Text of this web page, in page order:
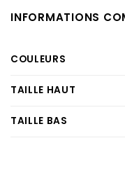
INFORMATIONS
COULEURS
TAILLE HAUT
TAILLE BAS